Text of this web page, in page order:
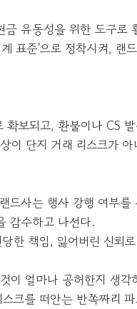
금 유동성을 위한 도구로
표준'으로 정착시켜, 랜
보되고, 환불이나 CS
이 단지 거래 리스크가
드사는 행사 강행 여부
감수하고 나선다.
한 책임, 잃어버린 신뢰
이 얼마나 공허한지 생각
크를 떠안는 반쪽짜리